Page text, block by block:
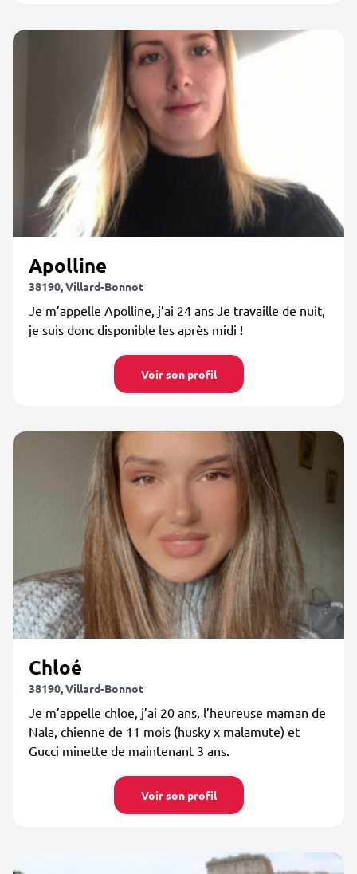
Apolline
38190, Villard-Bonnot
Je m’appelle Apolline, j’ai 24 ans Je travaille de nuit,
je suis donc disponible les après midi !
Voir son profil
Chloé
38190, Villard-Bonnot
Je m’appelle chloe, j’ai 20 ans, l’heureuse maman de
Nala, chienne de 11 mois (husky x malamute) et
Gucci minette de maintenant 3 ans.
Voir son profil